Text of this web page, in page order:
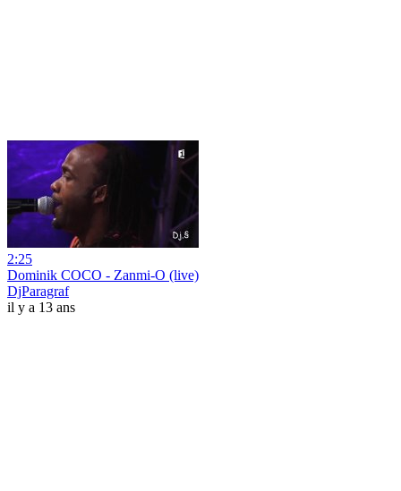
2:25
Dominik COCO - Zanmi-O (live)
DjParagraf
il y a 13 ans